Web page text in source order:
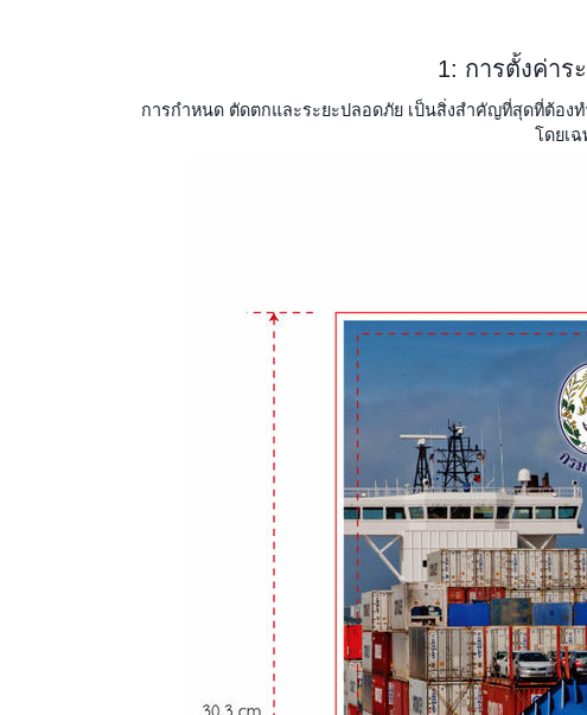
1: การตั้งค่าร
การกำหนด ตัดตกและระยะปลอดภัย เป็นสิ่งสำคัญที่สุดที่ต้อง
โดยเ